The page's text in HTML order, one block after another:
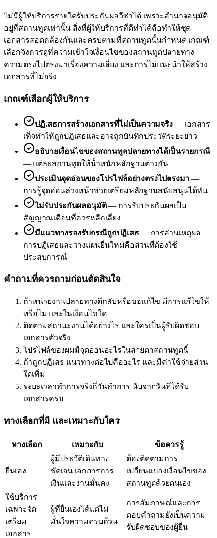
ไม่มีผู้ให้บริการรายใดรับประกันผลวีซ่าได้ เพราะอำนาจอนุมัติ
อยู่ที่สถานทูตเท่านั้น สิ่งที่ผู้ให้บริการที่ดีทำได้คือทำให้ชุด
เอกสารสอดคล้องกันและครบตามที่สถานทูตนั้นกำหนด เกณฑ์
เลือกจึงควรดูที่ความเข้าใจเงื่อนไขของสถานทูตปลายทาง
ความตรงไปตรงมาเรื่องความเสี่ยง และการไม่แนะนำให้สร้าง
เอกสารที่ไม่จริง
เกณฑ์เลือกผู้ให้บริการ
ปฏิเสธการสร้างเอกสารที่ไม่เป็นความจริง — เอกสาร
เท็จทำให้ถูกปฏิเสธและอาจถูกบันทึกประวัติระยะยาว
อธิบายเงื่อนไขของสถานทูตปลายทางได้เป็นรายกรณี
— แต่ละสถานทูตให้น้ำหนักหลักฐานต่างกัน
ประเมินจุดอ่อนของโปรไฟล์อย่างตรงไปตรงมา —
การรู้จุดอ่อนล่วงหน้าช่วยเตรียมหลักฐานสนับสนุนได้ทัน
ไม่รับประกันผลอนุมัติ — การรับประกันผลเป็น
สัญญาณเตือนที่ควรหลีกเลี่ยง
มีแนวทางรองรับกรณีถูกปฏิเสธ — การอ่านเหตุผล
การปฏิเสธและวางแผนยื่นใหม่คือส่วนที่ต้องใช้
ประสบการณ์
คำถามที่ควรถามก่อนตัดสินใจ
ถ้าหน่วยงานปลายทางตีกลับหรือขอแก้ไข มีการแก้ไขให้
หรือไม่ และในเงื่อนไขใด
ติดตามสถานะงานได้อย่างไร และใครเป็นผู้รับผิดชอบ
เอกสารตัวจริง
โปรไฟล์ของผมมีจุดอ่อนอะไรในสายตาสถานทูตนี้
ถ้าถูกปฏิเสธ แนวทางต่อไปคืออะไร และมีค่าใช้จ่ายส่วน
ใดเพิ่ม
ระยะเวลาทำการจริงกี่วันทำการ นับจากวันที่ได้รับ
เอกสารครบ
ทางเลือกที่มี และเหมาะกับใคร
ทางเลือก เหมาะกับ ข้อควรรู้
ยื่นเอง
ผู้มีประวัติเดินทาง
ชัดเจน เอกสารการ
เงินและงานมั่นคง
ต้องติดตามการ
เปลี่ยนแปลงเงื่อนไขของ
สถานทูตด้วยตนเอง
ใช้บริการ
เฉพาะจัด
เตรียม
เอกสาร
ผู้ที่ยื่นเองได้แต่ไม่
มั่นใจความครบถ้วน
การสัมภาษณ์และการ
ตอบคำถามยังเป็นความ
รับผิดชอบของผู้ยื่น